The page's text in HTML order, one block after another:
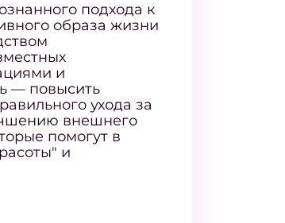
подхода к
образа жизни
и
— повысить
ухода за
внешнего
помогут в
и